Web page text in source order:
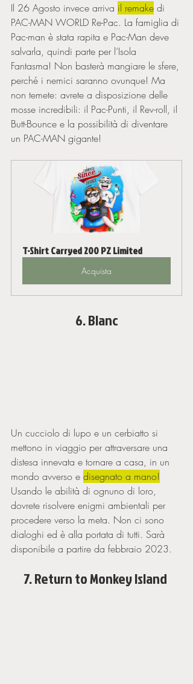
Il 26 Agosto invece arriva il remake di
PAC-MAN WORLD Re-Pac. La famiglia di
Pac-man è stata rapita e Pac-Man deve
salvarla, quindi parte per l’Isola
Fantasma! Non basterà mangiare le sfere,
perché i nemici saranno ovunque! Ma
non temete: avrete a disposizione delle
mosse incredibili: il Pac-Punti, il Rev-roll, il
Butt-Bounce e la possibilità di diventare
un PAC-MAN gigante!
T-Shirt Carryed 200 PZ Limited
Acquista
6. Blanc
Un cucciolo di lupo e un cerbiatto si
mettono in viaggio per attraversare una
distesa innevata e tornare a casa, in un
mondo avverso e disegnato a mano!
Usando le abilità di ognuno di loro,
dovrete risolvere enigmi ambientali per
procedere verso la meta. Non ci sono
dialoghi ed è alla portata di tutti. Sarà
disponibile a partire da febbraio 2023.
7. Return to Monkey Island